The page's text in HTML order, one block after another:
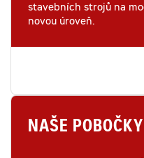
stavebních strojů na
novou úroveň.
NAŠE POBOČKY